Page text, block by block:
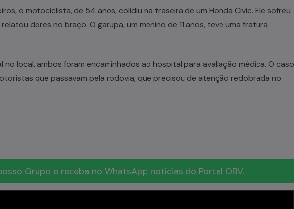
o motociclista, de 54 anos, colidiu na traseira de um Honda Civic. Ele sofreu
dores no braço. O garupa, um menino de 11 anos, teve uma fratura
no local, ambos foram encaminhados ao hospital para avaliação médica. O caso
que passavam pela rodovia, que precisou de atenção redobrada no
Grupo e receba no WhatsApp notícias do Portal OBV.